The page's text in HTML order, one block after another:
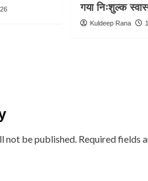
गया निःशुल्क
Kuldeep Rana
not be published. Required fields